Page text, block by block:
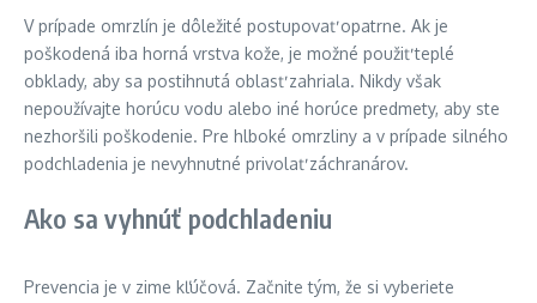
V prípade omrzlín je dôležité postupovať opatrne. Ak je
poškodená iba horná vrstva kože, je možné použiť teplé
obklady, aby sa postihnutá oblasť zahriala. Nikdy však
nepoužívajte horúcu vodu alebo iné horúce predmety, aby ste
nezhoršili poškodenie. Pre hlboké omrzliny a v prípade silného
podchladenia je nevyhnutné privolať záchranárov.
Ako sa vyhnúť podchladeniu
Prevencia je v zime kľúčová. Začnite tým, že si vyberiete